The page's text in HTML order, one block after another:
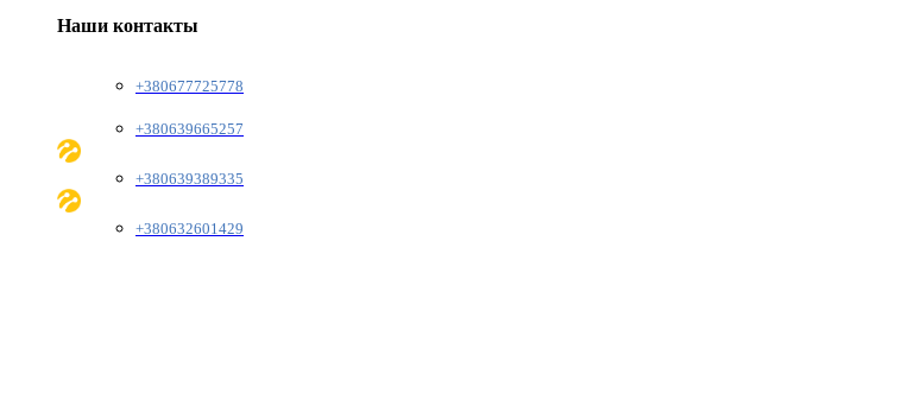
Наши контакты
+380677725778
+380639665257
+380639389335
+380632601429